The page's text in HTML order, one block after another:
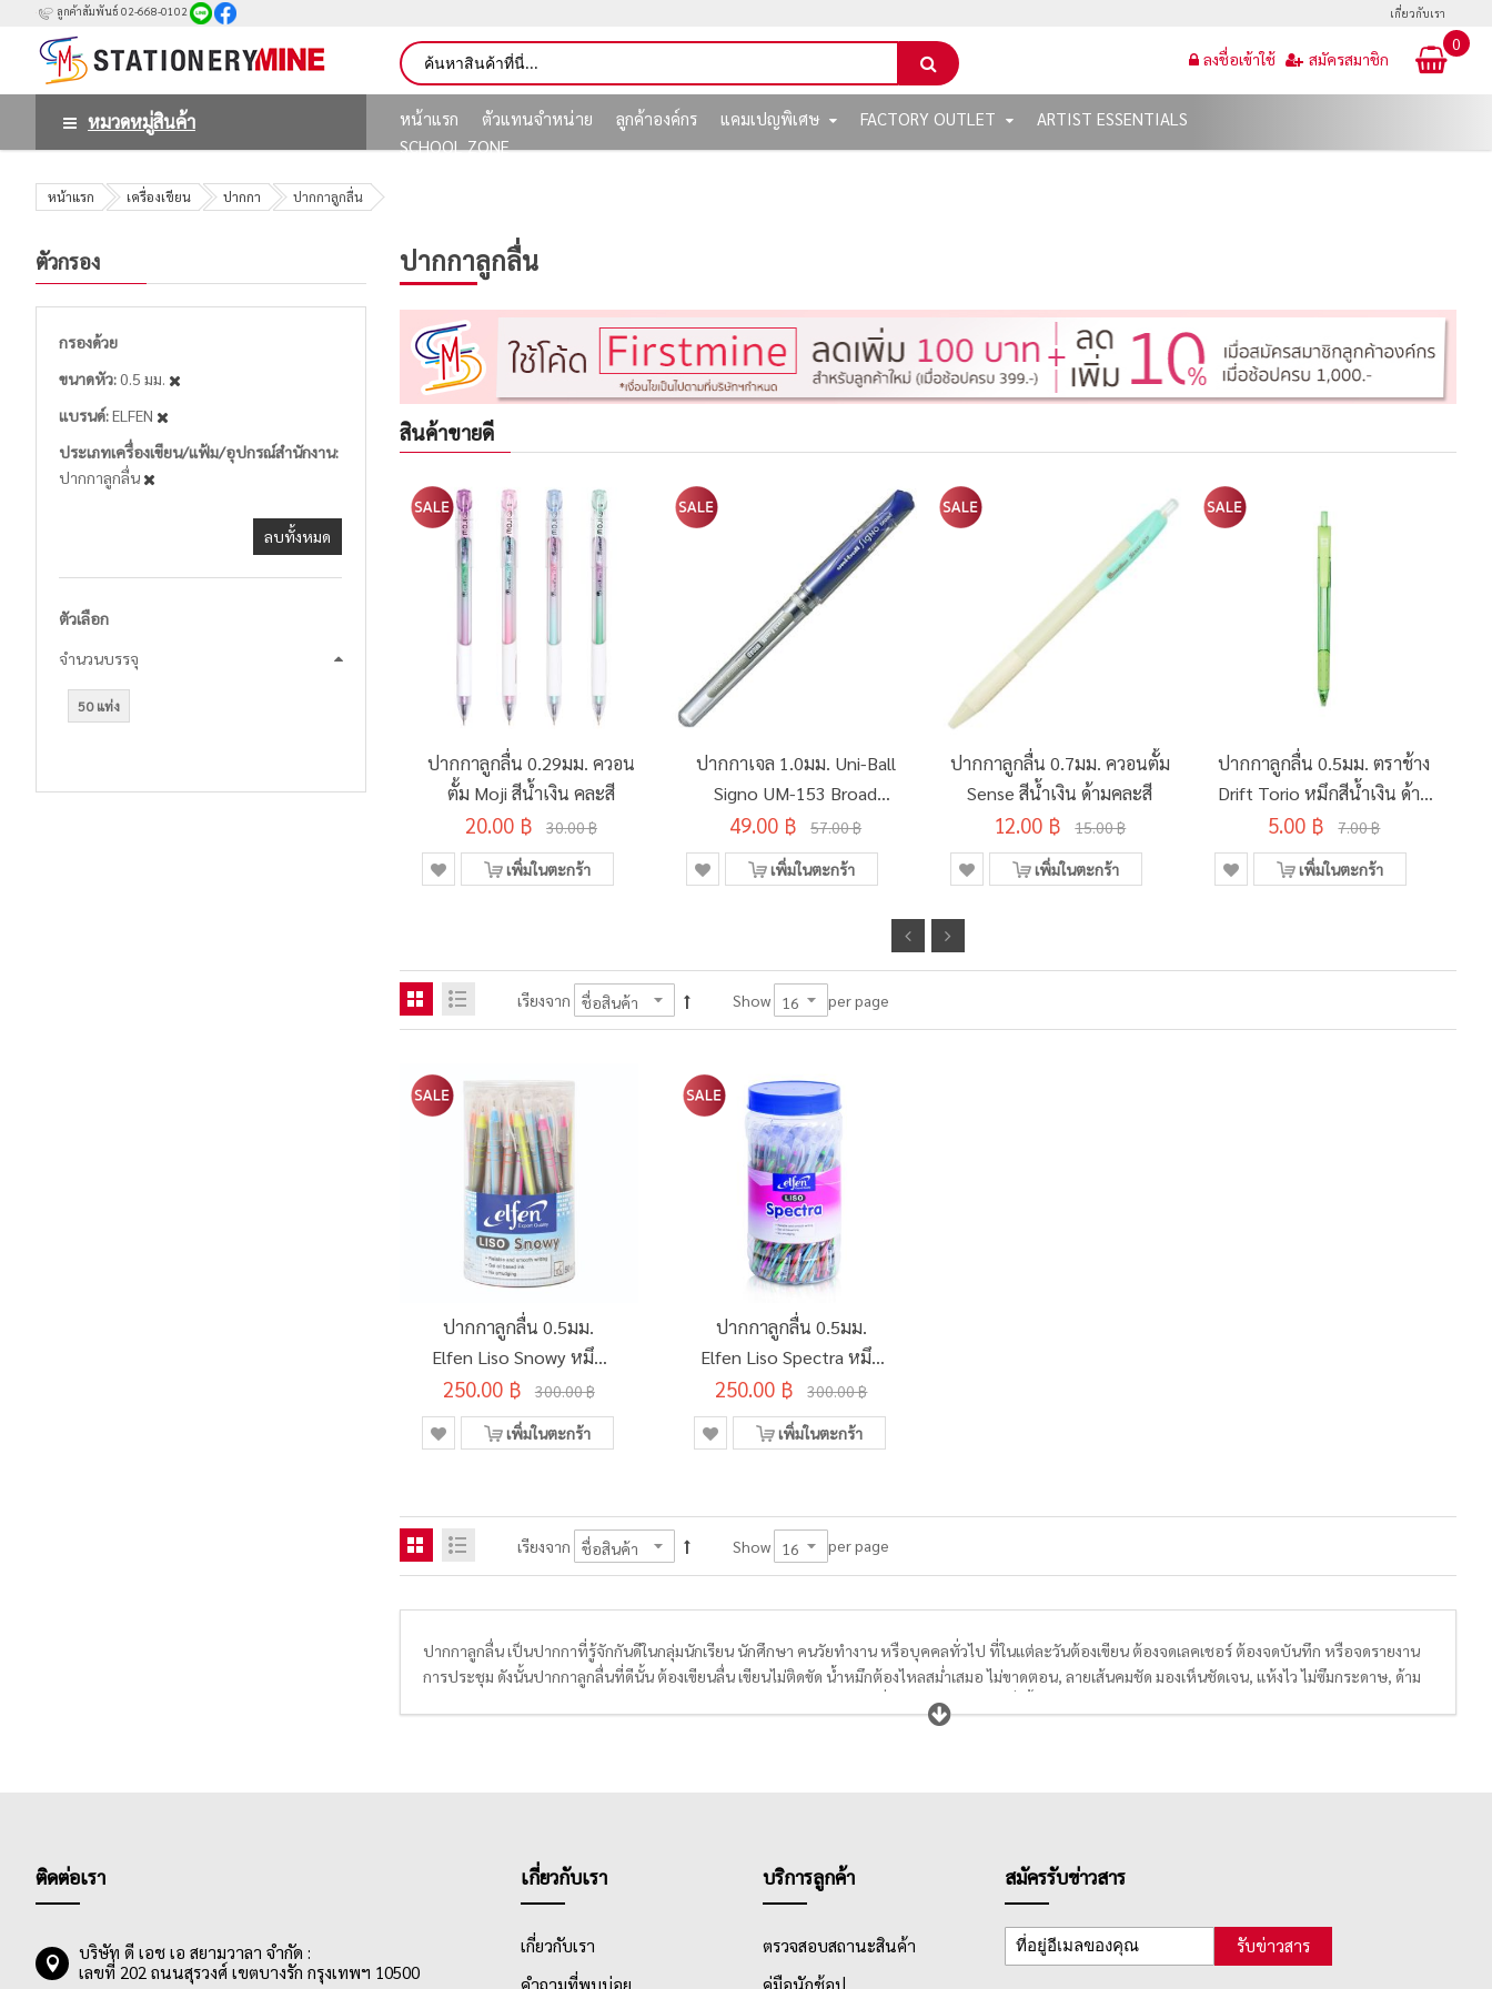
ลูกค้าสัมพันธ์ 02-668-0102 เกี่ยวกับเรา
0
ลงชื่อเข้าใช้ สมัครสมาชิก
หมวดหมู่สินค้า หน้าแรก ตัวแทนจำหน่าย ลูกค้าองค์กร แคมเปญพิเศษ FACTORY OUTLET
ARTIST ESSENTIALS
SCHOOL ZONE
หน้าแรก เครื่องเขียน ปากกา ปากกาลูกลื่น
ปากกาลูกลื่น
สินค้าขายดี
ปากกาลูกลื่น 0.29มม. ควอน
ตั้ม Moji สีน้ำเงิน คละสี
20.00 ฿ 30.00 ฿
เพิ่มในตะกร้า
ปากกาเจล 1.0มม. Uni-Ball
Signo UM-153 Broad
สีน้ำเงิน
49.00 ฿ 57.00 ฿
เพิ่มในตะกร้า
ปากกาลูกลื่น 0.7มม. ควอนตั้ม
Sense สีน้ำเงิน ด้ามคละสี
12.00 ฿ 15.00 ฿
เพิ่มในตะกร้า
ปากกาลูกลื่น 0.5มม. ตราช้าง
Drift Torio หมึกสีน้ำเงิน ด้าม
คละสี
5.00 ฿ 7.00 ฿
เพิ่มในตะกร้า
เรียงจาก Show per page
ปากกาลูกลื่น 0.5มม.
Elfen Liso Snowy หมึก
สีน้ำเงิน (ด้ามคละสี)
(กระบอก 50 ด้าม)
250.00 ฿ 300.00 ฿
เพิ่มในตะกร้า
ปากกาลูกลื่น 0.5มม.
Elfen Liso Spectra หมึก
สีน้ำเงิน (ด้ามคละสี)
(กระบอก 50 ด้าม)
250.00 ฿ 300.00 ฿
เพิ่มในตะกร้า
เรียงจาก Show per page
ปากกาลูกลื่น เป็นปากกาที่รู้จักกันดีในกลุ่มนักเรียน นักศึกษา คนวัยทำงาน หรือบุคคลทั่วไป ที่ในแต่ละวันต้องเขียน ต้องจดเลคเชอร์ ต้องจดบันทึก หรือจดรายงาน
การประชุม ดังนั้นปากกาลูกลื่นที่ดีนั้น ต้องเขียนลื่น เขียนไม่ติดขัด น้ำหมึกต้องไหลสม่ำเสมอ ไม่ขาดตอน, ลายเส้นคมชัด มองเห็นชัดเจน, แห้งไว ไม่ซึมกระดาษ, ด้าม
ปากกามีขนาดพอเหมาะ จับถนัดมือ โดยมี Grip Zone หรือ Rubber Grip เพื่อให้จับกระชับมากยิ่งขึ้น
ส่วนหัวของปากกา มีทั้งแบบผลิตจากสแตนเลส และ Nickel Silver ส่วนหัวบอลทำจากทังสเตนคาร์ไบด์ (Tungsten Carbide) จึงทำให้ปากกามีความแข็งแรง
ด้วยหลากหลายเหตุผลและคุณสมบัติที่ดีของผลิตภัณฑ์ ทำให้ปากกาลูกลื่นเป็นสินค้าขายดี ที่สามารถใช้ได้เรื่อยๆ หากหมึกหมดก็สามารถซื้อไส้มาเติมได้ หรือจะซื้อ
แท่งใหม่เลยก็ได้ ด้วยราคาที่ไม่แพงทั้งตัวปากกาและไส้หมึกของปากกา
ตัวกรอง
กรองด้วย
ขนาดหัว 0.5 มม.
แบรนด์ ELFEN
ประเภทเครื่องเขียน/แฟ้ม/อุปกรณ์สำนักงาน
ปากกาลูกลื่น
ลบทั้งหมด
ตัวเลือก
จำนวนบรรจุ
50 แท่ง
ติดต่อเรา
บริษัท ดี เอช เอ สยามวาลา จำกัด :
เลขที่ 202 ถนนสุรวงศ์ เขตบางรัก กรุงเทพฯ 10500
เกี่ยวกับเรา
เกี่ยวกับเรา
คำถามที่พบบ่อย
บริการลูกค้า
ตรวจสอบสถานะสินค้า
คู่มือนักช้อป
สมัครรับข่าวสาร
รับข่าวสาร